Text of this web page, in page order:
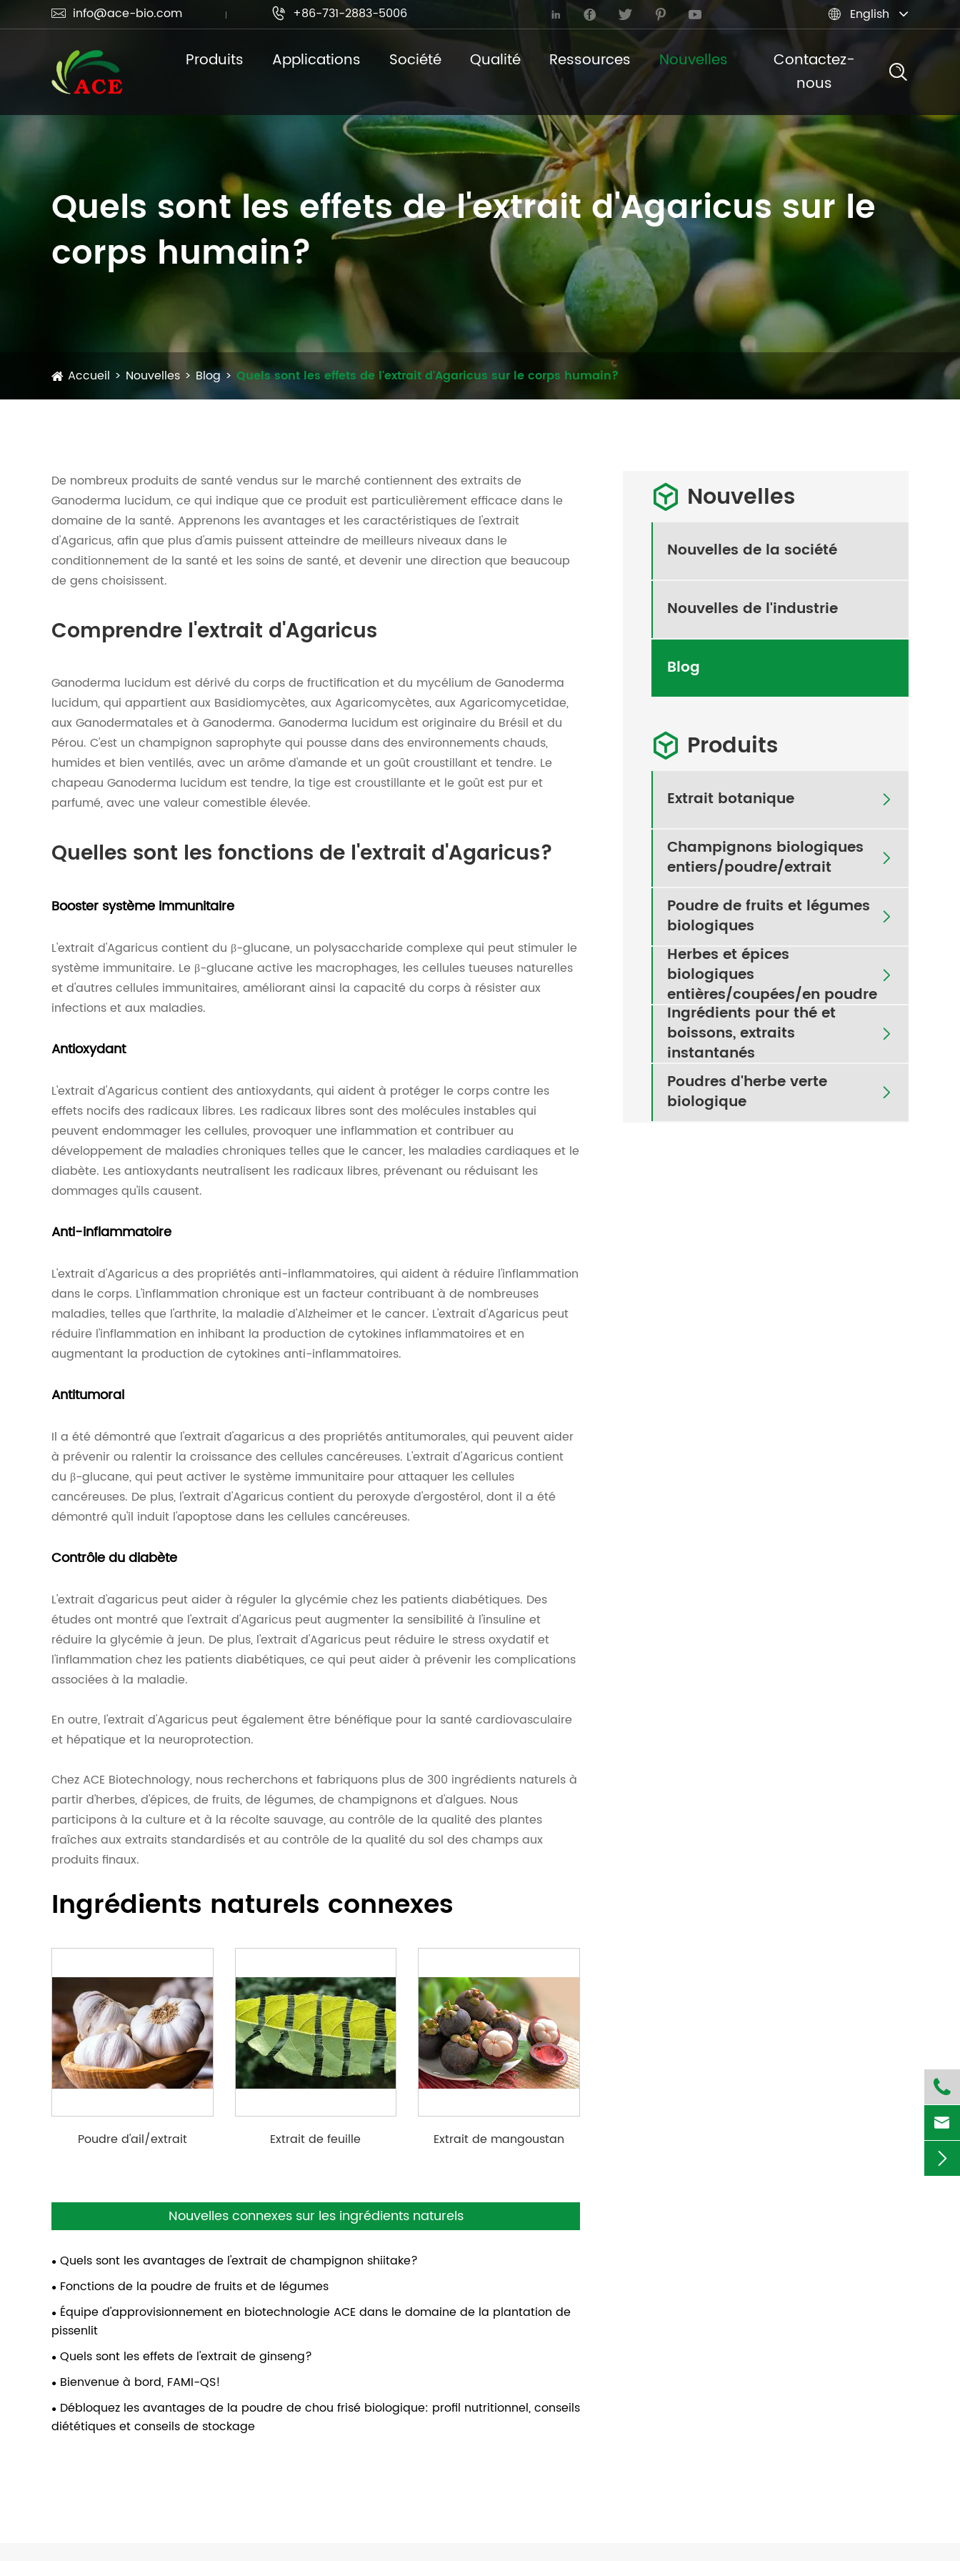
 info@ace-bio.com  +86-731-2883-5006       English
Produits Applications Société Qualité Ressources Nouvelles
Contactez-
nous
Quels sont les effets de l'extrait d'Agaricus sur le
corps humain?
Accueil Nouvelles Blog Quels sont les effets de l'extrait d'Agaricus sur le corps humain?
De nombreux produits de santé vendus sur le marché contiennent des extraits de
Ganoderma lucidum, ce qui indique que ce produit est particulièrement efficace dans le
domaine de la santé. Apprenons les avantages et les caractéristiques de l'extrait
d'Agaricus, afin que plus d'amis puissent atteindre de meilleurs niveaux dans le
conditionnement de la santé et les soins de santé, et devenir une direction que beaucoup
de gens choisissent.
Comprendre l'extrait d'Agaricus
Ganoderma lucidum est dérivé du corps de fructification et du mycélium de Ganoderma
lucidum, qui appartient aux Basidiomycètes, aux Agaricomycètes, aux Agaricomycetidae,
aux Ganodermatales et à Ganoderma. Ganoderma lucidum est originaire du Brésil et du
Pérou. C'est un champignon saprophyte qui pousse dans des environnements chauds,
humides et bien ventilés, avec un arôme d'amande et un goût croustillant et tendre. Le
chapeau Ganoderma lucidum est tendre, la tige est croustillante et le goût est pur et
parfumé, avec une valeur comestible élevée.
Quelles sont les fonctions de l'extrait d'Agaricus?
Booster système immunitaire
L'extrait d'Agaricus contient du β-glucane, un polysaccharide complexe qui peut stimuler le
système immunitaire. Le β-glucane active les macrophages, les cellules tueuses naturelles
et d'autres cellules immunitaires, améliorant ainsi la capacité du corps à résister aux
infections et aux maladies.
Antioxydant
L'extrait d'Agaricus contient des antioxydants, qui aident à protéger le corps contre les
effets nocifs des radicaux libres. Les radicaux libres sont des molécules instables qui
peuvent endommager les cellules, provoquer une inflammation et contribuer au
développement de maladies chroniques telles que le cancer, les maladies cardiaques et le
diabète. Les antioxydants neutralisent les radicaux libres, prévenant ou réduisant les
dommages qu'ils causent.
Anti-inflammatoire
L'extrait d'Agaricus a des propriétés anti-inflammatoires, qui aident à réduire l'inflammation
dans le corps. L'inflammation chronique est un facteur contribuant à de nombreuses
maladies, telles que l'arthrite, la maladie d'Alzheimer et le cancer. L'extrait d'Agaricus peut
réduire l'inflammation en inhibant la production de cytokines inflammatoires et en
augmentant la production de cytokines anti-inflammatoires.
Antitumoral
Il a été démontré que l'extrait d'agaricus a des propriétés antitumorales, qui peuvent aider
à prévenir ou ralentir la croissance des cellules cancéreuses. L'extrait d'Agaricus contient
du β-glucane, qui peut activer le système immunitaire pour attaquer les cellules
cancéreuses. De plus, l'extrait d'Agaricus contient du peroxyde d'ergostérol, dont il a été
démontré qu'il induit l'apoptose dans les cellules cancéreuses.
Contrôle du diabète
L'extrait d'agaricus peut aider à réguler la glycémie chez les patients diabétiques. Des
études ont montré que l'extrait d'Agaricus peut augmenter la sensibilité à l'insuline et
réduire la glycémie à jeun. De plus, l'extrait d'Agaricus peut réduire le stress oxydatif et
l'inflammation chez les patients diabétiques, ce qui peut aider à prévenir les complications
associées à la maladie.
En outre, l'extrait d'Agaricus peut également être bénéfique pour la santé cardiovasculaire
et hépatique et la neuroprotection.
Chez ACE Biotechnology, nous recherchons et fabriquons plus de 300 ingrédients naturels à
partir d'herbes, d'épices, de fruits, de légumes, de champignons et d'algues. Nous
participons à la culture et à la récolte sauvage, au contrôle de la qualité des plantes
fraîches aux extraits standardisés et au contrôle de la qualité du sol des champs aux
produits finaux.
Ingrédients naturels connexes
Poudre d'ail/extrait
Extrait de feuille
Extrait de mangoustan
Nouvelles connexes sur les ingrédients naturels
Quels sont les avantages de l'extrait de champignon shiitake?
Fonctions de la poudre de fruits et de légumes
Équipe d'approvisionnement en biotechnologie ACE dans le domaine de la plantation de
pissenlit
Quels sont les effets de l'extrait de ginseng?
Bienvenue à bord, FAMI-QS!
Débloquez les avantages de la poudre de chou frisé biologique: profil nutritionnel, conseils
diététiques et conseils de stockage
 Nouvelles
Nouvelles de la société
Nouvelles de l'industrie
Blog
 Produits
Extrait botanique 
Champignons biologiques
entiers/poudre/extrait

Poudre de fruits et légumes
biologiques

Herbes et épices
biologiques
entières/coupées/en poudre

Ingrédients pour thé et
boissons, extraits
instantanés

Poudres d'herbe verte
biologique



